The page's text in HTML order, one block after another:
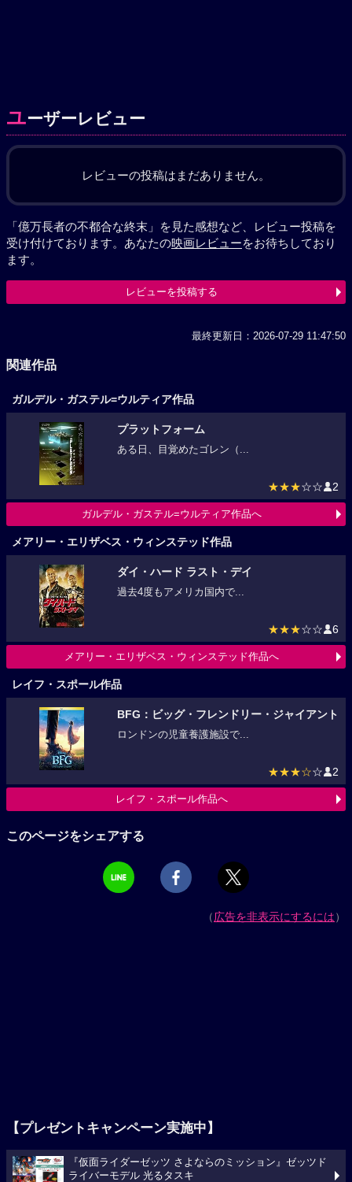
ユーザーレビュー
レビューの投稿はまだありません。
「億万長者の不都合な終末」を見た感想など、レビュー投稿を
受け付けております。あなたの映画レビューをお待ちしており
ます。
レビューを投稿する
最終更新日：2026-07-29 11:47:50
関連作品
ガルデル・ガステル=ウルティア作品
プラットフォーム
ある日、目覚めたゴレン（...
★★★☆☆ 2
ガルデル・ガステル=ウルティア作品へ
メアリー・エリザベス・ウィンステッド作品
ダイ・ハード ラスト・デイ
過去4度もアメリカ国内で...
★★★☆☆ 6
メアリー・エリザベス・ウィンステッド作品へ
レイフ・スポール作品
BFG：ビッグ・フレンドリー・ジャイアント
ロンドンの児童養護施設で...
★★★☆☆ 2
レイフ・スポール作品へ
このページをシェアする
（広告を非表示にするには）
【プレゼントキャンペーン実施中】
『仮面ライダーゼッツ さよならのミッション』ゼッツド
ライバーモデル 光るタスキ